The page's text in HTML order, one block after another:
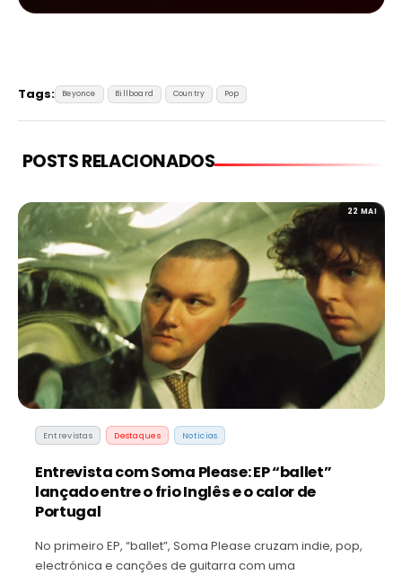
Tags: Beyonce Billboard Country Pop
POSTS RELACIONADOS
22 MAI
Entrevistas Destaques Noticias
Entrevista com Soma Please: EP “ballet”
lançado entre o frio Inglês e o calor de
Portugal
No primeiro EP, “ballet”, Soma Please cruzam indie, pop,
electrónica e canções de guitarra com uma